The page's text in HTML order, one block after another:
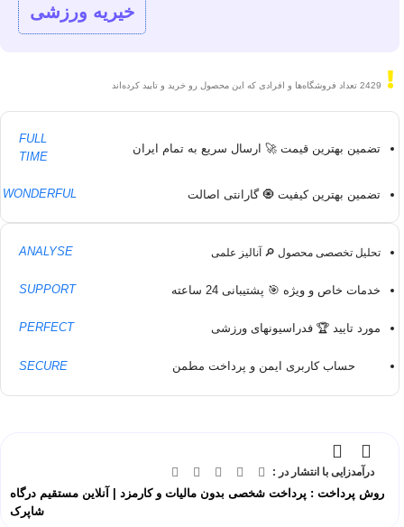
خیریه ورزشی
2429 تعداد فروشگاه‌ها و افرادی که این محصول رو خرید و تایید کرده‌اند
تضمین بهترین قیمت 🚀 ارسال سریع به تمام ایران
FULL
TIME
تضمین بهترین کیفیت 🧿 گارانتی اصالت WONDERFUL
تحلیل تخصصی محصول 🔎 آنالیز علمی ANALYSE
خدمات خاص و ویژه 🎯 پشتیبانی 24 ساعته SUPPORT
مورد تایید 🏆 فدراسیونهای ورزشی PERFECT
حساب کاربری ایمن و پرداخت مطمن SECURE
درآمدزایی با انتشار در :
روش پرداخت : پرداخت شخصی بدون مالیات و کارمزد | آنلاین مستقیم درگاه
شاپرک